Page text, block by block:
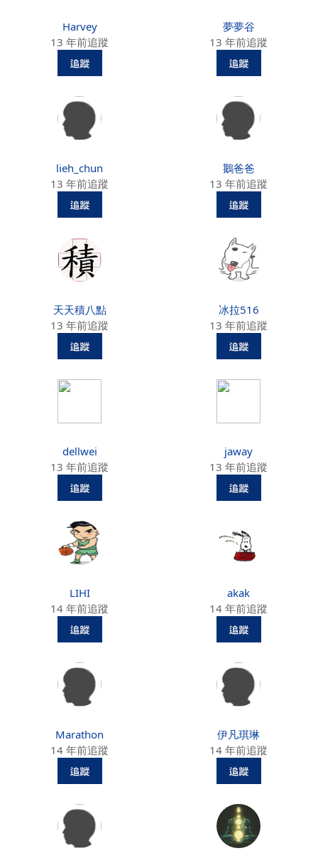
Harvey
13 年前追蹤
夢夢谷
13 年前追蹤
lieh_chun
13 年前追蹤
鵝爸爸
13 年前追蹤
天天積八點
13 年前追蹤
冰拉516
13 年前追蹤
dellwei
13 年前追蹤
jaway
13 年前追蹤
LIHI
14 年前追蹤
akak
14 年前追蹤
Marathon
14 年前追蹤
伊凡琪琳
14 年前追蹤